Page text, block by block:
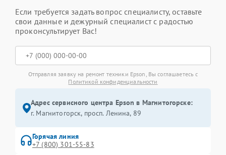
Если требуется задать вопрос специалисту, оставьте
свои данные и дежурный специалист с радостью
проконсультирует Вас!
Отправляя заявку на ремонт техники Epson, Вы соглашаетесь с
Политикой конфиденциальности
Адрес сервисного центра Epson в Магнитогорске:
г. Магнитогорск, просп. Ленина, 89
Горячая линия
+7 (800) 301-55-83